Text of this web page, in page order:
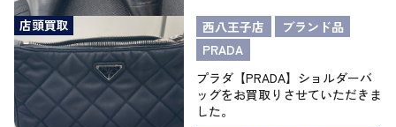
店頭買取 西八王子店
ブランド品
PRADA
プラダ【PRADA】ショルダーバ
ッグをお買取りさせていただきま
した。